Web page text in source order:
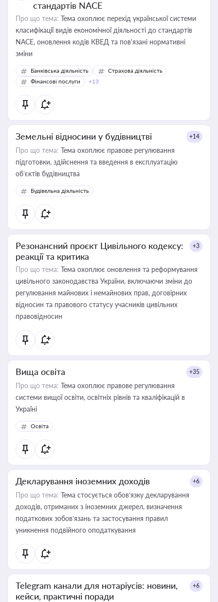
стандартів NACE
Про що тема: Тема охоплює перехід української системи
класифікації видів економічної діяльності до стандартів
NACE, оновлення кодів КВЕД та пов'язані нормативні
зміни
Банківська діяльність
Страхова діяльність
Фінансові послуги
+13
Земельні відносини у будівництві +14
Про що тема: Тема охоплює правове регулювання
підготовки, здійснення та введення в експлуатацію
об’єктів будівництва
Будівельна діяльність
Резонансний проєкт Цивільного кодексу:
реакції та критика
+3
Про що тема: Тема охоплює оновлення та реформування
цивільного законодавства України, включаючи зміни до
регулювання майнових і немайнових прав, договірних
відносин та правового статусу учасників цивільних
правовідносин
Вища освіта +35
Про що тема: Тема охоплює правове регулювання
системи вищої освіти, освітніх рівнів та кваліфікацій в
Україні
Освіта
Декларування іноземних доходів +6
Про що тема: Тема стосується обов’язку декларування
доходів, отриманих з іноземних джерел, визначення
податкових зобов’язань та застосування правил
уникнення подвійного оподаткування
Telegram канали для нотаріусів: новини,
кейси, практичні поради
+6